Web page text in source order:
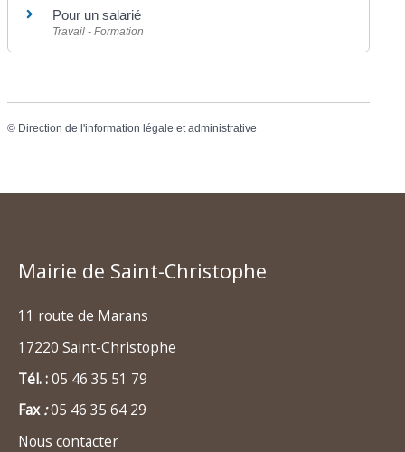
Pour un salarié
Travail - Formation
© Direction de l'information légale et administrative
Mairie de Saint-Christophe
11 route de Marans
17220 Saint-Christophe
Tél. :05 46 35 51 79
Fax:05 46 35 64 29
Nous contacter